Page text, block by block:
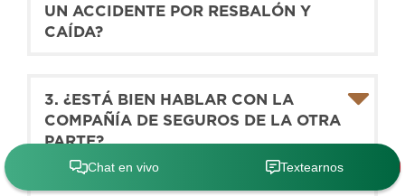
UN ACCIDENTE POR RESBALÓN Y
CAÍDA?
3. ¿ESTÁ BIEN HABLAR CON LA
COMPAÑÍA DE SEGUROS DE LA OTRA
PARTE?